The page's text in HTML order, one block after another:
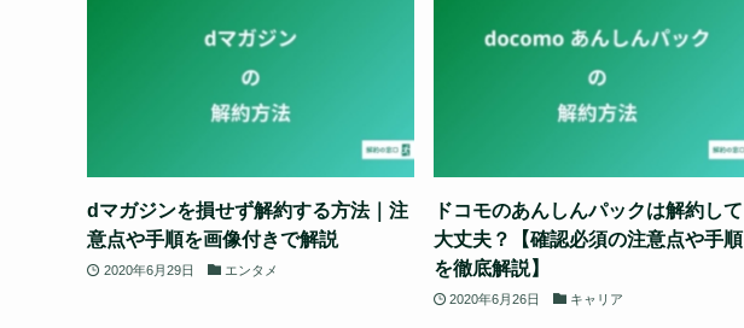
dマガジンを損せず解約する方法｜注
意点や手順を画像付きで解説
2020年6月29日 エンタメ
ドコモのあんしんパックは解約して
大丈夫？【確認必須の注意点や手順
を徹底解説】
2020年6月26日 キャリア